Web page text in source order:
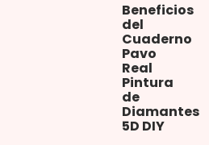
Beneficios
del
Cuaderno
Pavo
Real
Pintura
de
Diamantes
5D DIY